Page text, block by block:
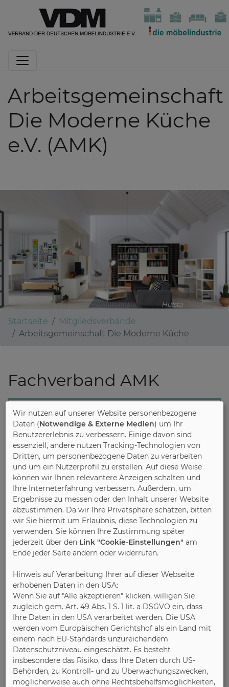
Arbeitsgemeinschaft
Die Moderne Küche
e.V. (AMK)
Hülsta
Startseite
Mitgliedsverbände
Arbeitsgemeinschaft Die Moderne Küche
Fachverband AMK
Arbeitsgemeinschaft Die
Moderne Küche e. V. (AMK)
Die Arbeitsgemeinschaft Die Moderne
Küche e.V. (AMK), Mannheim, ist die
Wirtschaftsvereinigung der
Küchenbranche. Sie vertritt seit über 50
Jahren die Interessen ihrer derzeit mehr als
140 Mitgliedsunternehmen. Neben
Küchenmöbelherstellern gehören zu den
Mitgliedsfirmen der AMK auch Hersteller
von Hausgeräten, Zulieferfirmen der
Küchen-, Geräteindustrie, Hersteller von
Zubehör, aber auch Handelskooperationen
und Dienstleistungsunternehmen. Diese -
in der Branche einzigartige -
interdisziplinäre Zusammensetzung
Wir nutzen auf unserer Website personenbezogene
Daten (Notwendige & Externe Medien) um Ihr
Benutzererlebnis zu verbessern. Einige davon sind
essenziell, andere nutzen Tracking-Technologien von
Dritten, um personenbezogene Daten zu verarbeiten
und um ein Nutzerprofil zu erstellen. Auf diese Weise
können wir Ihnen relevantere Anzeigen schalten und
Ihre Interneterfahrung verbessern. Außerdem, um
Ergebnisse zu messen oder den Inhalt unserer Website
abzustimmen. Da wir Ihre Privatsphäre schätzen, bitten
wir Sie hiermit um Erlaubnis, diese Technologien zu
verwenden. Sie können Ihre Zustimmung später
jederzeit über den Link "Cookie-Einstellungen" am
Ende jeder Seite ändern oder widerrufen.
Hinweis auf Verarbeitung Ihrer auf dieser Webseite
erhobenen Daten in den USA:
Wenn Sie auf "Alle akzeptieren" klicken, willigen Sie
zugleich gem. Art. 49 Abs. 1 S. 1 lit. a DSGVO ein, dass
Ihre Daten in den USA verarbeitet werden. Die USA
werden vom Europäischen Gerichtshof als ein Land mit
einem nach EU-Standards unzureichendem
Datenschutzniveau eingeschätzt. Es besteht
insbesondere das Risiko, dass Ihre Daten durch US-
Behörden, zu Kontroll- und zu Überwachungszwecken,
möglicherweise auch ohne Rechtsbehelfsmöglichkeiten,